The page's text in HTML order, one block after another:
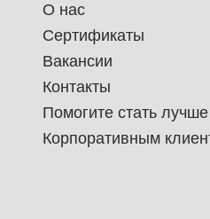
О нас
Сертификаты
Вакансии
Контакты
Помогите стать лучше
Корпоративным